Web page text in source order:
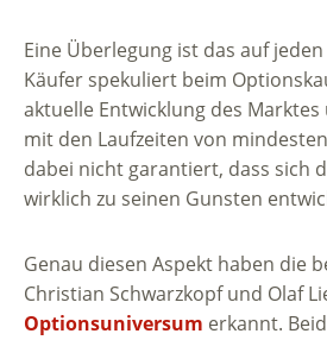
Eine Überlegung ist das auf
Käufer spekuliert beim
aktuelle Entwicklung des
mit den Laufzeiten von
dabei nicht garantiert, dass sich
wirklich zu seinen Gunsten
Genau diesen Aspekt haben die
Christian Schwarzkopf und Olaf
Optionsuniversum erkannt.